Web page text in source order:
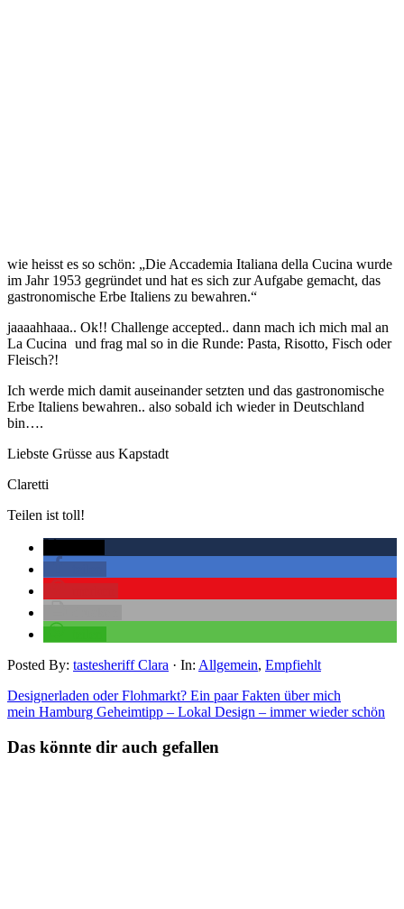
wie heisst es so schön: „Die Accademia Italiana della Cucina wurde
im Jahr 1953 gegründet und hat es sich zur Aufgabe gemacht, das
gastronomische Erbe Italiens zu bewahren.“
jaaaahhaaa.. Ok!! Challenge accepted.. dann mach ich mich mal an
La Cucina und frag mal so in die Runde: Pasta, Risotto, Fisch oder
Fleisch?!
Ich werde mich damit auseinander setzten und das gastronomische
Erbe Italiens bewahren.. also sobald ich wieder in Deutschland
bin….
Liebste Grüsse aus Kapstadt
Claretti
Teilen ist toll!
Posted By: tastesheriff Clara · In: Allgemein, Empfiehlt
Designerladen oder Flohmarkt? Ein paar Fakten über mich
mein Hamburg Geheimtipp – Lokal Design – immer wieder schön
Das könnte dir auch gefallen